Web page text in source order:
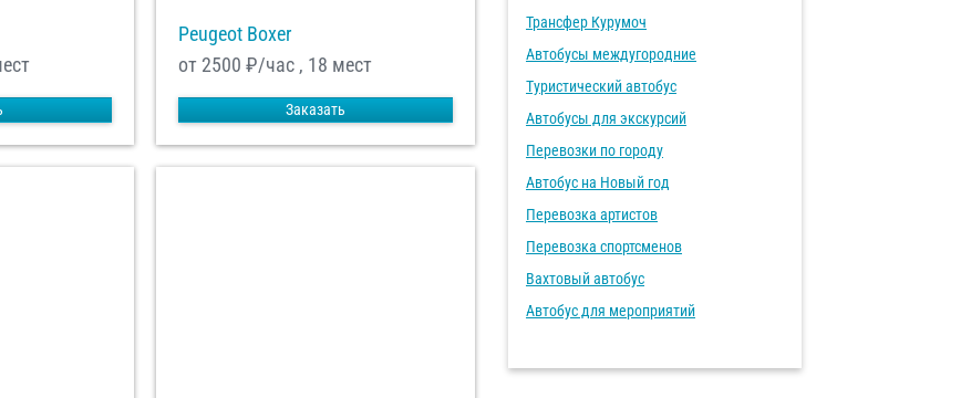
Peugeot Boxer
от 2500 ₽/час , 18 мест
Заказать
Трансфер Курумоч
Автобусы междугородние
Туристический автобус
Автобусы для экскурсий
Перевозки по городу
Автобус на Новый год
Перевозка артистов
Перевозка спортсменов
Вахтовый автобус
Автобус для мероприятий